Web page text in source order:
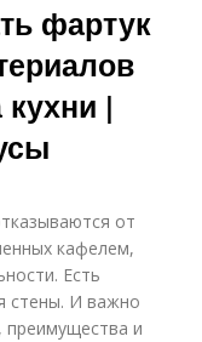
фартук
|
от
кафелем,
Есть
стены. И важно
преимущества и